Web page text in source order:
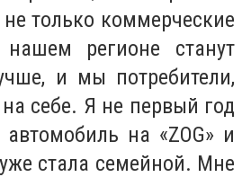
только коммерческие
регионе станут
и мы потребители,
себе. Я не первый год
на «ZOG» и
стала семейной. Мне